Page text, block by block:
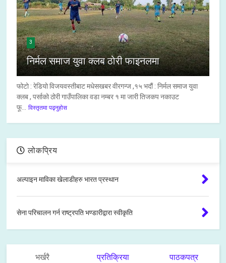
3
निर्मल समाज युवा क्लब ठोरी फाइनलमा
फोटो : रेडियो विजयवस्तीबाट मधेसखबर वीरगन्ज ,१५ भदौं : निर्मल समाज युवा
क्लब , पर्साको ठोरी गाउँपालिका वडा नम्बर १ मा जारी तिजकप नकाउट
फू...
विस्तृतमा पढ्नुहोस
लोकप्रिय
अल्पाइन माविका खेलाडीहरु भारत प्रस्थान
सेना परिचालन गर्न राष्ट्रपति भण्डारीद्वारा स्वीकृति
भर्खरै प्रतिक्रिया पाठकपत्र